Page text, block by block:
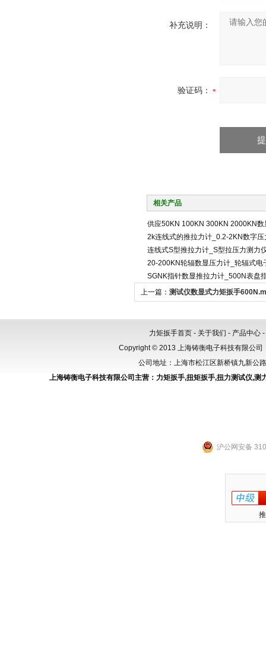
补充说明：
验证码：
相关产品
供应50KN 100KN 300KN 2000KN数
2k连线式的推拉力计_0.2-2KN数字压
连线式S型推拉力计_S型拉压力测力
20-200KN轮辐数显压力计_轮辐式电
SGNK指针数显推拉力计_500N表盘
上一篇： 测试仪数显式力矩扳手
力矩扳手首页 - 关于我们 - 产品中心 -
Copyright © 2013 上海铸衡电子科技有限公
公司地址：上海市松江区新桥镇九新
上海铸衡电子科技有限公司主营： 力矩扳手,扭矩扳手,扭力测试仪,测
沪公网安备